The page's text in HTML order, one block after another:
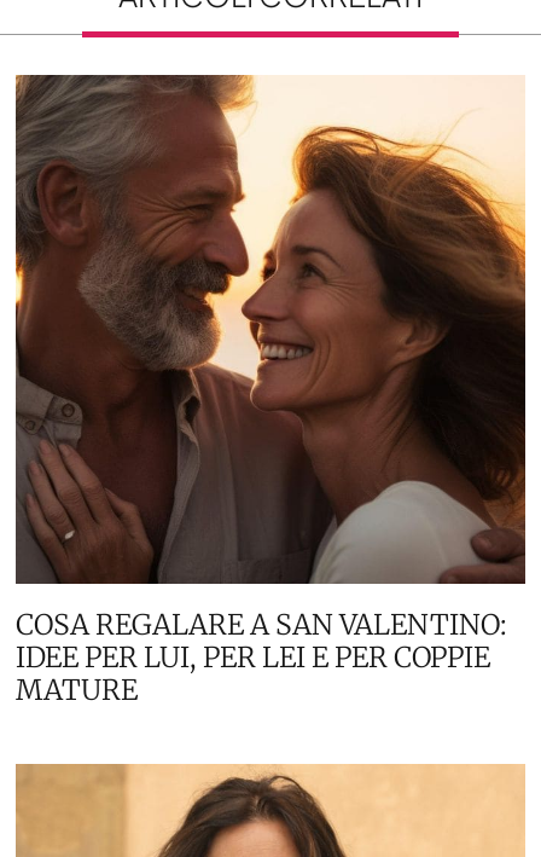
COSA REGALARE A SAN VALENTINO:
IDEE PER LUI, PER LEI E PER COPPIE
MATURE